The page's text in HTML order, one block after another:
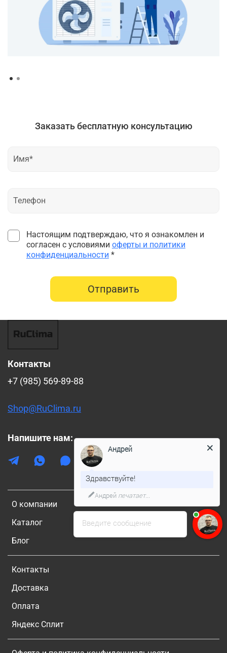
Заказать бесплатную консультацию
Настоящим подтверждаю, что я ознакомлен и
согласен с условиями оферты и политики
конфиденциальности *
Отправить
О компании
Каталог
Блог
Контакты
Доставка
Оплата
Яндекс Сплит
Контакты
+7 (985) 569-89-88
Shop@RuClima.ru
Напишите нам:
Введите сообщение
Андрей
Здравствуйте!
Андрей печатает...